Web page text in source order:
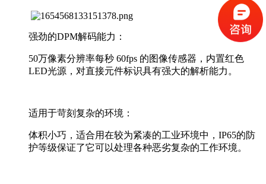
强劲的DPM解码能力：
50万像素分辨率每秒 60fps 的图像传感器，内置红色
LED光源，对直接元件标识具有强大的解析能力。
适用于苛刻复杂的环境：
体积小巧，适合用在较为紧凑的工业环境中，IP65的防
护等级保证了它可以处理各种恶劣复杂的工作环境。